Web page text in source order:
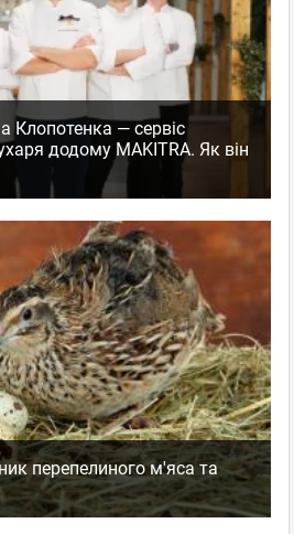
Клопотенка — сервіс
додому MAKITRA. Як він
перепелиного м'яса та